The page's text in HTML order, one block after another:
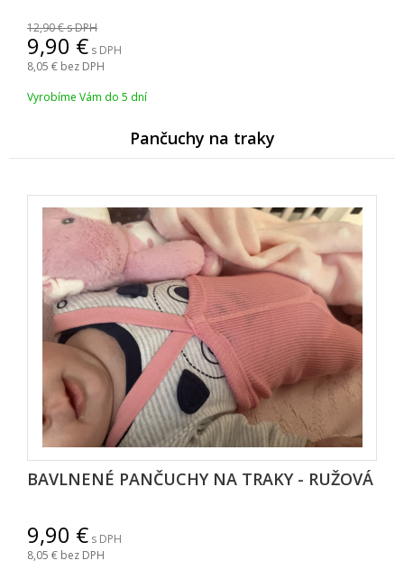
12,90s DPH
9,90
s DPH
8,05 bez DPH
Vyrobíme Vám do 5 dní
Pančuchy na traky
BAVLNENÉ PANČUCHY NA TRAKY - RUŽOVÁ
9,90
s DPH
8,05 bez DPH